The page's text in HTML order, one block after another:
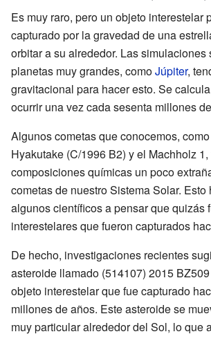
Es muy raro, pero un objeto interestelar
capturado por la gravedad de una
orbitar a su alrededor. Las
planetas muy grandes, comoJúpiter,
gravitacional para hacer esto. Se
ocurrir una vez cada sesenta millones
Algunos cometas que conocemos,
Hyakutake (C/1996 B2) y el Machholz
composiciones químicas un poco
cometas de nuestro Sistema Solar. Esto
algunos científicos a pensar que quizás
interestelares que fueron capturados
De hecho, investigaciones recientes
asteroide llamado (514107) 2015
objeto interestelar que fue capturado
millones de años. Este asteroide se
muy particular alrededor del Sol, lo que